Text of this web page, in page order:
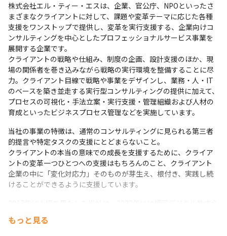
株式会社エル・ティー・エスは、企業、官公庁、NPOといったさ
まざまなクライアントに対して、課題や変革テーマに応じた各種
支援をワンストップで提供し、変革を実行支援する、企業向けコ
ンサルティングを中心としたプロフェッショナルサービス事業を
展開する企業です。
クライアントの戦略や仕組み、制度の企画、設計支援のほか、現
場の関係者を巻き込みながら戦略の実行環境を整備することに尽
力。クライアント目線で戦略や事業をデザインし、業務・人・IT
のベースを築き並走する実行型コンサルティングの提供に加えて、
プロセスの可視化・手法立案・実行支援・管理組織および人材の
育成といったビジネスプロセス管理などを実施しています。
当社の事業の特徴は、通常のコンサルティングに見られる第三者
的提言や特定タスクの支援にとどまらないこと。
クライアントの本当の意味での成長を支援するために、クライア
ントの変革一つひとつへの支援はもちろんのこと、クライアント
企業の中に「変化対応力」そのものが芽生え、根付き、実践し続
けることができるように支援しています。
を結びました。
もっと見る